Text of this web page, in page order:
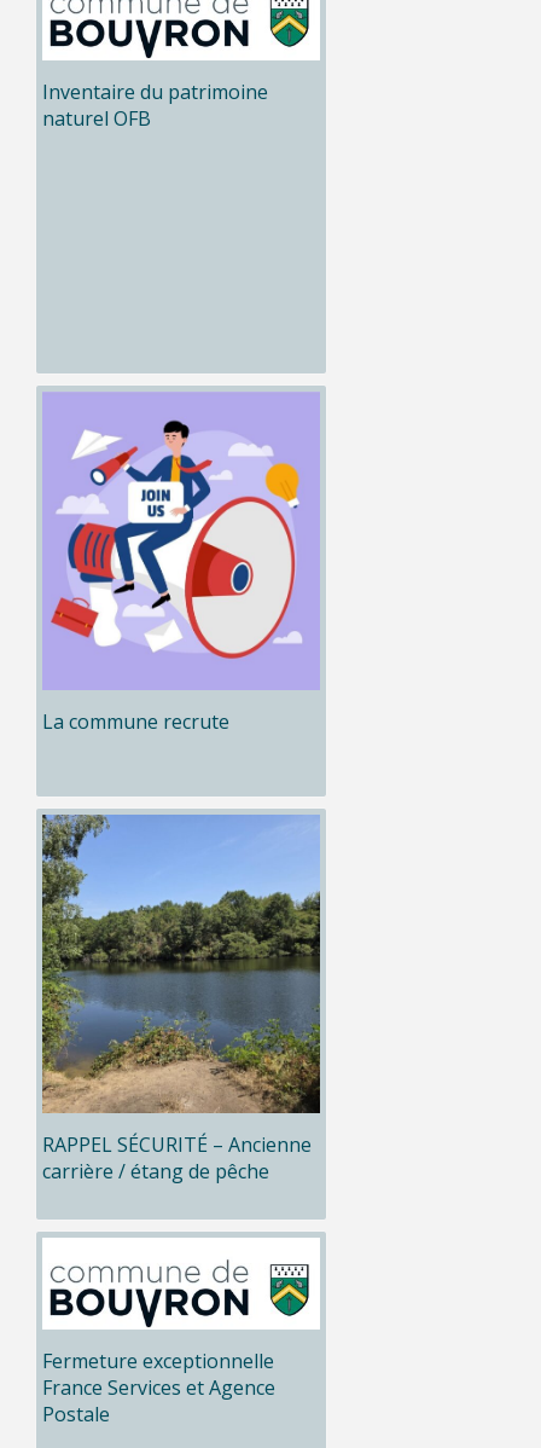
Inventaire du patrimoine
naturel OFB
La commune recrute
RAPPEL SÉCURITÉ – Ancienne
carrière / étang de pêche
Fermeture exceptionnelle
France Services et Agence
Postale